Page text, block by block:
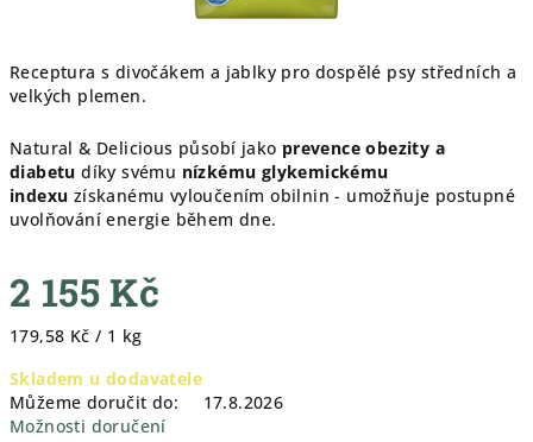
Receptura s divočákem a jablky pro dospělé psy středních a
velkých plemen.
Natural & Delicious působí jako prevence obezity a
diabetudíky svému nízkému glykemickému
indexu získanému vyloučením obilnin - umožňuje postupné
uvolňování energie během dne.
2 155 Kč
Měrná
179,58 Kč / 1 kg
Skladem u dodavatele
Můžeme doručit do:
17.8.2026
Možnosti doručení